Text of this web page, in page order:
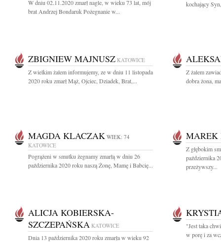
W dniu 02.11.2020 zmarł nagle, w wieku 73 lat, mój
brat Andrzej Bondaruk Pożegnanie w...
kochający
ZBIGNIEW MAJNUSZ KATOWICE
Z wielkim żalem informujemy, ze w dniu 11 listopada
2020 roku zmarł Mąż, Ojciec, Dziadek, Brat,...
Z żalem
dobra żona,
MAGDA KLACZAK WIEK: 74
KATOWICE
Pogrążeni w smutku żegnamy zmarłą w dniu 26
października 2020 roku naszą Żonę, Mamę i Babcię...
MAREK
Z głębokim
października
przeżywszy...
ALICJA KOBIERSKA-
SZCZEPAŃSKA KATOWICE
Dnia 13 października 2020 roku zmarła w wieku 92
"Jest taka
w porę i za